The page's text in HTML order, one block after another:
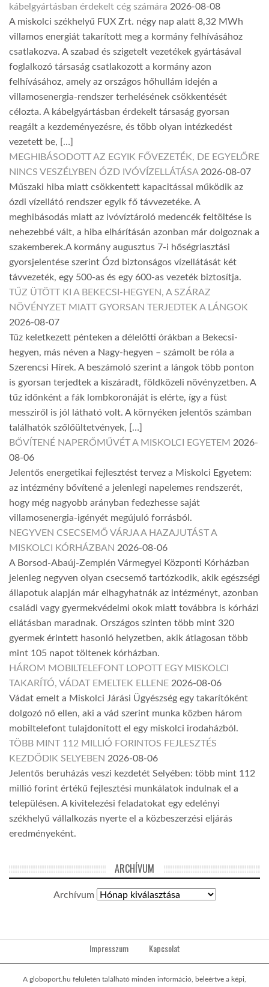
kábelgyártásban érdekelt cég számára 2026-08-08
A miskolci székhelyű FUX Zrt. négy nap alatt 8,32 MWh
villamos energiát takarított meg a kormány felhívásához
csatlakozva. A szabad és szigetelt vezetékek gyártásával
foglalkozó társaság csatlakozott a kormány azon
felhívásához, amely az országos hőhullám idején a
villamosenergia-rendszer terhelésének csökkentését
célozta. A kábelgyártásban érdekelt társaság gyorsan
reagált a kezdeményezésre, és több olyan intézkedést
vezetett be, […]
MEGHIBÁSODOTT AZ EGYIK FŐVEZETÉK, DE EGYELŐRE
NINCS VESZÉLYBEN ÓZD IVÓVÍZELLÁTÁSA 2026-08-07
Műszaki hiba miatt csökkentett kapacitással működik az
ózdi vízellátó rendszer egyik fő távvezetéke. A
meghibásodás miatt az ivóvíztároló medencék feltöltése is
nehezebbé vált, a hiba elhárításán azonban már dolgoznak a
szakemberek.A kormány augusztus 7-i hőségriasztási
gyorsjelentése szerint Ózd biztonságos vízellátását két
távvezeték, egy 500-as és egy 600-as vezeték biztosítja.
TŰZ ÜTÖTT KI A BEKECSI-HEGYEN, A SZÁRAZ
NÖVÉNYZET MIATT GYORSAN TERJEDTEK A LÁNGOK
2026-08-07
Tűz keletkezett pénteken a délelőtti órákban a Bekecsi-
hegyen, más néven a Nagy-hegyen – számolt be róla a
Szerencsi Hírek. A beszámoló szerint a lángok több ponton
is gyorsan terjedtek a kiszáradt, földközeli növényzetben. A
tűz időnként a fák lombkoronáját is elérte, így a füst
messziről is jól látható volt. A környéken jelentős számban
találhatók szőlőültetvények, […]
BŐVÍTENÉ NAPERŐMŰVÉT A MISKOLCI EGYETEM 2026-
08-06
Jelentős energetikai fejlesztést tervez a Miskolci Egyetem:
az intézmény bővítené a jelenlegi napelemes rendszerét,
hogy még nagyobb arányban fedezhesse saját
villamosenergia-igényét megújuló forrásból.
NEGYVEN CSECSEMŐ VÁRJA A HAZAJUTÁST A
MISKOLCI KÓRHÁZBAN 2026-08-06
A Borsod-Abaúj-Zemplén Vármegyei Központi Kórházban
jelenleg negyven olyan csecsemő tartózkodik, akik egészségi
állapotuk alapján már elhagyhatnák az intézményt, azonban
családi vagy gyermekvédelmi okok miatt továbbra is kórházi
ellátásban maradnak. Országos szinten több mint 320
gyermek érintett hasonló helyzetben, akik átlagosan több
mint 105 napot töltenek kórházban.
HÁROM MOBILTELEFONT LOPOTT EGY MISKOLCI
TAKARÍTÓ, VÁDAT EMELTEK ELLENE 2026-08-06
Vádat emelt a Miskolci Járási Ügyészség egy takarítóként
dolgozó nő ellen, aki a vád szerint munka közben három
mobiltelefont tulajdonított el egy miskolci irodaházból.
TÖBB MINT 112 MILLIÓ FORINTOS FEJLESZTÉS
KEZDŐDIK SELYEBEN 2026-08-06
Jelentős beruházás veszi kezdetét Selyében: több mint 112
millió forint értékű fejlesztési munkálatok indulnak el a
településen. A kivitelezési feladatokat egy edelényi
székhelyű vállalkozás nyerte el a közbeszerzési eljárás
eredményeként.
ARCHÍVUM
Archívum
Impresszum Kapcsolat
A globoport.hu felületén található minden információ, beleértve a képi,